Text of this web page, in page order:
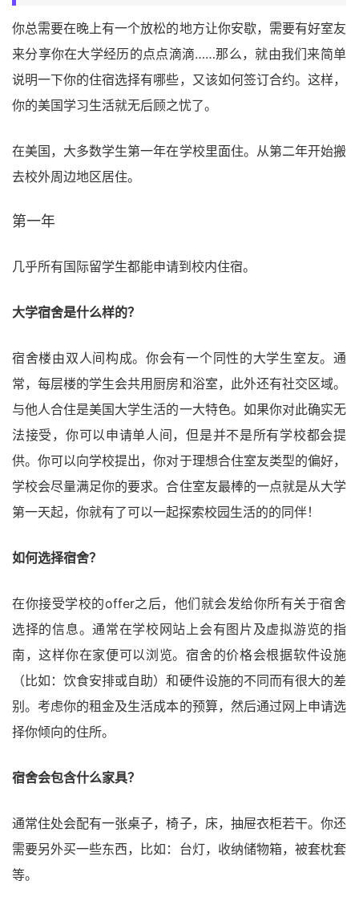
你总需要在晚上有一个放松的地方让你安歇，需要有好室友
来分享你在大学经历的点点滴滴……那么，就由我们来简单
说明一下你的住宿选择有哪些，又该如何签订合约。这样，
你的美国学习生活就无后顾之忧了。
在美国，大多数学生第一年在学校里面住。从第二年开始搬
去校外周边地区居住。
第一年
几乎所有国际留学生都能申请到校内住宿。
大学宿舍是什么样的？
宿舍楼由双人间构成。你会有一个同性的大学生室友。通
常，每层楼的学生会共用厨房和浴室，此外还有社交区域。
与他人合住是美国大学生活的一大特色。如果你对此确实无
法接受，你可以申请单人间，但是并不是所有学校都会提
供。你可以向学校提出，你对于理想合住室友类型的偏好，
学校会尽量满足你的要求。合住室友最棒的一点就是从大学
第一天起，你就有了可以一起探索校园生活的的同伴！
如何选择宿舍？
在你接受学校的offer之后，他们就会发给你所有关于宿舍
选择的信息。通常在学校网站上会有图片及虚拟游览的指
南，这样你在家便可以浏览。宿舍的价格会根据软件设施
（比如：饮食安排或自助）和硬件设施的不同而有很大的差
别。考虑你的租金及生活成本的预算，然后通过网上申请选
择你倾向的住所。
宿舍会包含什么家具？
通常住处会配有一张桌子，椅子，床，抽屉衣柜若干。你还
需要另外买一些东西，比如：台灯，收纳储物箱，被套枕套
等。